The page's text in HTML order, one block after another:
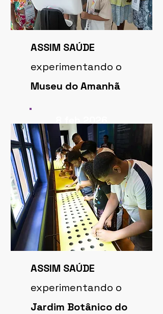
ASSIM SAÚDE
experimentando o
Museu do Amanhã
8 feb 2026
ASSIM SAÚDE
experimentando o
Jardim Botânico do